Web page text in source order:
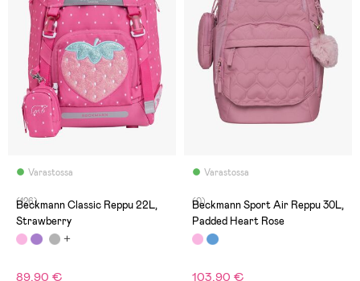
Varastossa
(126)
Beckmann Classic Reppu 22L,
Strawberry
89,90 €
Varastossa
(0)
Beckmann Sport Air Reppu 30L,
Padded Heart Rose
103,90 €